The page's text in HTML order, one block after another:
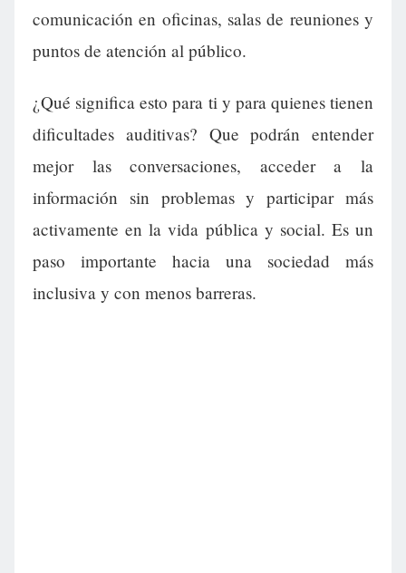
comunicación en oficinas, salas de reuniones y
puntos de atención al público.
¿Qué significa esto para ti y para quienes tienen
dificultades auditivas? Que podrán entender
mejor las conversaciones, acceder a la
información sin problemas y participar más
activamente en la vida pública y social. Es un
paso importante hacia una sociedad más
inclusiva y con menos barreras.